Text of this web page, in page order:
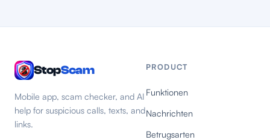
StopScam
Mobile app, scam checker, and AI
help for suspicious calls, texts, and
links.
PRODUCT
Funktionen
Nachrichten
Betrugsarten